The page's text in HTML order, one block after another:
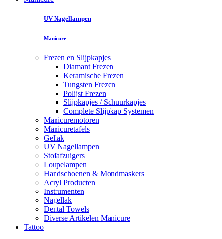
UV Nagellampen
Manicure
Frezen en Slijpkapjes
Diamant Frezen
Keramische Frezen
Tungsten Frezen
Polijst Frezen
Slijpkapjes / Schuurkapjes
Complete Slijpkap Systemen
Manicuremotoren
Manicuretafels
Gellak
UV Nagellampen
Stofafzuigers
Loupelampen
Handschoenen & Mondmaskers
Acryl Producten
Instrumenten
Nagellak
Dental Towels
Diverse Artikelen Manicure
Tattoo